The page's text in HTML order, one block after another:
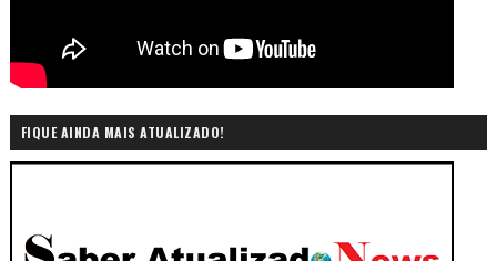
FIQUE AINDA MAIS ATUALIZADO!